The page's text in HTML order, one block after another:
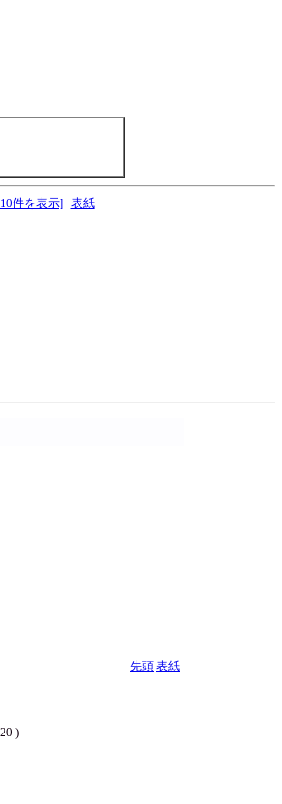
件を表示] 表紙
先頭 表紙
)